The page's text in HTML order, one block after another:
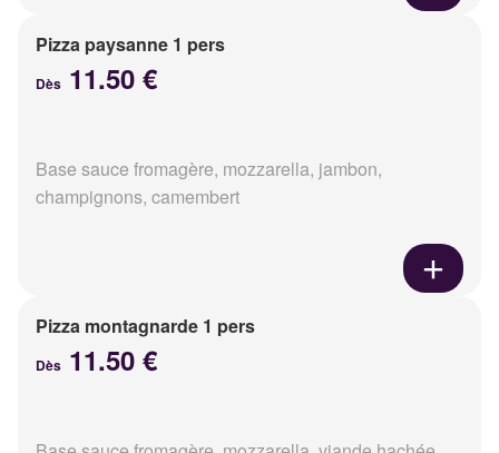
Pizza paysanne 1 pers
Dès 11.50 €
Base sauce fromagère, mozzarella, jambon,
champignons, camembert
Pizza montagnarde 1 pers
Dès 11.50 €